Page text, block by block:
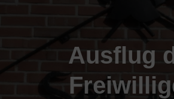
Ausflug